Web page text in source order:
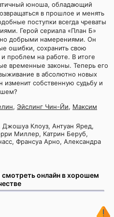
юноша, обладающий
в прошлое и менять
поступки всегда чреваты
Герой сериала «План Б»
добрыми намерениями. Он
ошибки, сохранить свою
проблем на работе. В итоге
временные законы. Теперь его
в абсолютно новых
изменит собственную судьбу и
, Эйслинг Чин-Йи, Максим
Клоуз, Антуан Яред,
Миллер, Катрин Беруб,
Франсуа Арно, Александра
смотреть онлайн в хорошем